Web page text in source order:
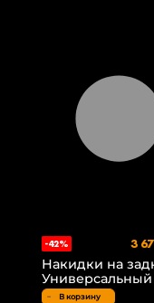
-42% 3
Накидки на
Универсальный
В корзину